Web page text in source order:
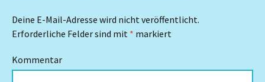
Deine E-Mail-Adresse wird nicht veröffentlicht.
Erforderliche Felder sind mit * markiert
Kommentar